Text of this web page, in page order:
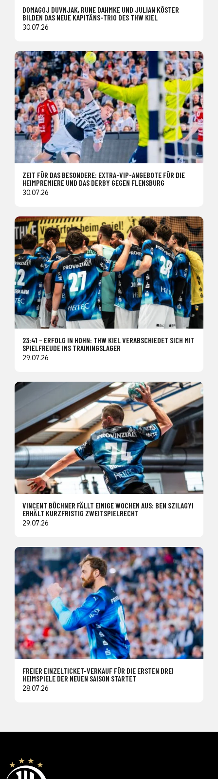
DOMAGOJ DUVNJAK, RUNE DAHMKE UND JULIAN KÖSTER
BILDEN DAS NEUE KAPITÄNS-TRIO DES THW KIEL
30.07.26
ZEIT FÜR DAS BESONDERE: EXTRA-VIP-ANGEBOTE FÜR DIE
HEIMPREMIERE UND DAS DERBY GEGEN FLENSBURG
30.07.26
23:41 – ERFOLG IN HOHN: THW KIEL VERABSCHIEDET SICH MIT
SPIELFREUDE INS TRAININGSLAGER
29.07.26
VINCENT BÜCHNER FÄLLT EINIGE WOCHEN AUS: BEN SZILAGYI
ERHÄLT KURZFRISTIG ZWEITSPIELRECHT
29.07.26
FREIER EINZELTICKET-VERKAUF FÜR DIE ERSTEN DREI
HEIMSPIELE DER NEUEN SAISON STARTET
28.07.26